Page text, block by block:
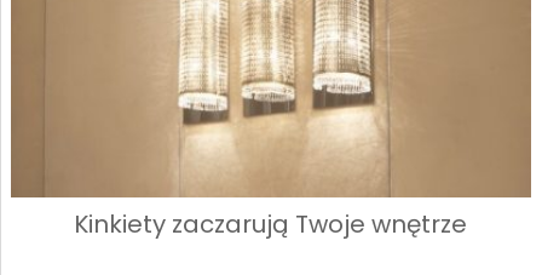
Kinkiety zaczarują Twoje wnętrze